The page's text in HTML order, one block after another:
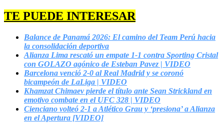
TE PUEDE INTERESAR
Balance de Panamá 2026: El camino del Team Perú hacia
la consolidación deportiva
Alianza Lima rescató un empate 1-1 contra Sporting Cristal
con GOLAZO agónico de Esteban Pavez | VIDEO
Barcelona venció 2-0 al Real Madrid y se coronó
bicampeón de LaLiga | VIDEO
Khamzat Chimaev pierde el título ante Sean Strickland en
emotivo combate en el UFC 328 | VIDEO
Cienciano volteó 2-1 a Atlético Grau y ‘presiona’ a Alianza
en el Apertura [VIDEO]